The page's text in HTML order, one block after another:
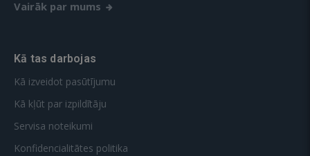
Vairāk par mums
Kā tas darbojas
Kā izveidot pasūtījumu
Kā kļūt par izpildītāju
Servisa noteikumi
Konfidencialitātes politika